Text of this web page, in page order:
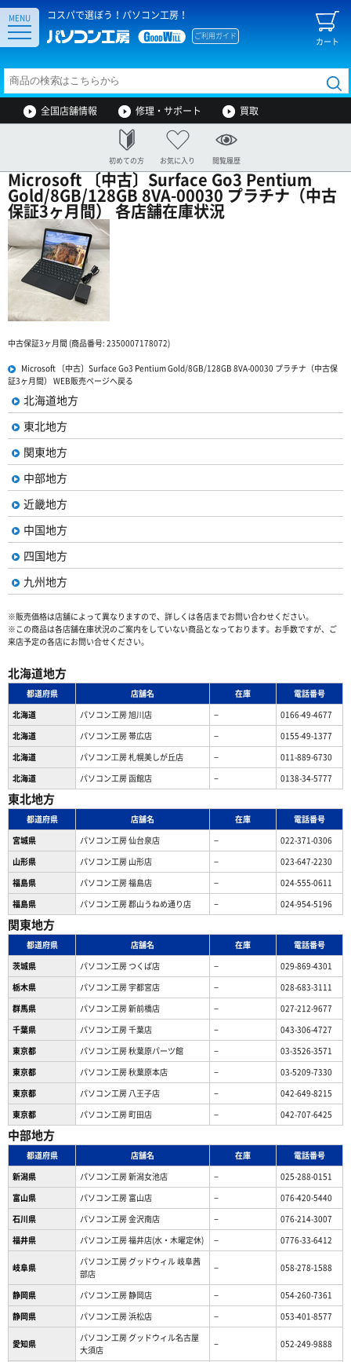
コスパで選ぼう！パソコン工房！
カート
ご利用ガイド
MENU
全国店舗情報 修理・サポート 買取
初めての方 お気に入り 閲覧履歴
Microsoft 〔中古〕Surface Go3 Pentium
Gold/8GB/128GB 8VA-00030 プラチナ（中古
保証3ヶ月間） 各店舗在庫状況
中古保証3ヶ月間 (商品番号: 2350007178072)
Microsoft 〔中古〕Surface Go3 Pentium Gold/8GB/128GB 8VA-00030 プラチナ（中古保
証3ヶ月間） WEB販売ページへ戻る
北海道地方
東北地方
関東地方
中部地方
近畿地方
中国地方
四国地方
九州地方
※販売価格は店舗によって異なりますので、詳しくは各店までお問い合わせください。
※この商品は各店舗在庫状況のご案内をしていない商品となっております。お手数ですが、ご
来店予定の各店にお問い合せください。
北海道地方
都道府県 店舗名 在庫
電話番号
北海道
パソコン工房 旭川店 −
0166-49-4677
北海道
パソコン工房 帯広店 −
0155-49-1377
北海道
パソコン⼯房 札幌美しが丘店 −
011-889-6730
北海道
パソコン工房 函館店 − 0138-34-5777
東北地方
都道府県 店舗名 在庫
電話番号
宮城県
パソコン工房 仙台泉店 −
022-371-0306
山形県
パソコン工房 山形店 −
023-647-2230
福島県
パソコン工房 福島店 −
024-555-0611
福島県
パソコン工房 郡山うねめ通り店 − 024-954-5196
関東地方
都道府県 店舗名 在庫
電話番号
茨城県
パソコン工房 つくば店 −
029-869-4301
栃木県
パソコン工房 宇都宮店 −
028-683-3111
群馬県
パソコン工房 新前橋店 −
027-212-9677
千葉県
パソコン工房 千葉店 −
043-306-4727
東京都
パソコン工房 秋葉原パーツ館 −
03-3526-3571
東京都
パソコン工房 秋葉原本店 −
03-5209-7330
東京都
パソコン工房 八王子店 −
042-649-8215
東京都
パソコン工房 町田店 − 042-707-6425
中部地方
都道府県 店舗名 在庫
電話番号
新潟県
パソコン工房 新潟女池店 −
025-288-0151
富山県
パソコン工房 富山店 −
076-420-5440
石川県
パソコン工房 金沢南店 −
076-214-3007
福井県
パソコン工房 福井店(水・木曜定休) − 0776-33-6412
岐阜県
パソコン工房 グッドウィル 岐阜茜
部店
− 058-278-1588
静岡県 パソコン工房 静岡店 −
054-260-7361
静岡県
パソコン工房 浜松店 − 053-401-8577
愛知県
パソコン工房 グッドウィル名古屋
大須店
− 052-249-9888